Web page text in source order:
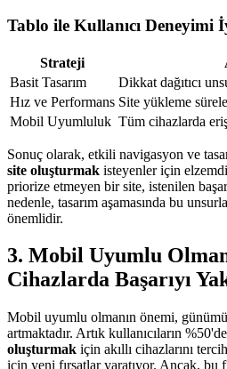
Tablo ile Kullanıcı Deneyimi
Strateji
Basit Tasarım
Dikkat dağıtıcı
Hız ve Performans Site yükleme
Mobil Uyumluluk Tüm cihazlarda
Sonuç olarak, etkili navigasyon ve
site oluşturmak isteyenler için
priorize etmeyen bir site, istenilen
nedenle, tasarım aşamasında bu
önemlidir.
3. Mobil Uyumlu
Cihazlarda Başarıyı
Mobil uyumlu olmanın önemi,
artmaktadır. Artık kullanıcıların
oluşturmak için akıllı cihazlarını
için yeni fırsatlar yaratıyor. Ancak, bu